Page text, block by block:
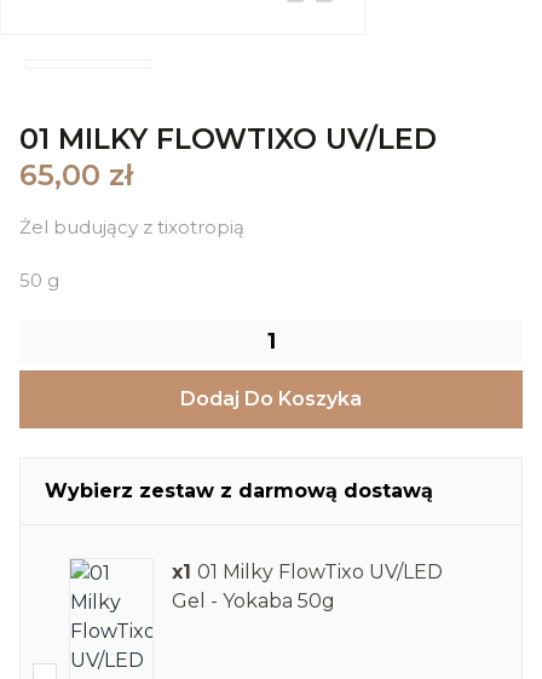
01 MILKY FLOWTIXO UV/LED
65,00 zł
Żel budujący z tixotropią
50 g
Dodaj Do Koszyka
Wybierz zestaw z darmową dostawą
x1 01 Milky FlowTixo UV/LED
Gel - Yokaba 50g